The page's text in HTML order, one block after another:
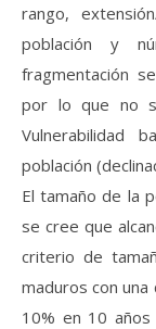
rango,
población y
fragmentación
por lo que no
Vulnerabilidad
población
El tamaño de la
se cree que
criterio de
maduros con una
10% en 10